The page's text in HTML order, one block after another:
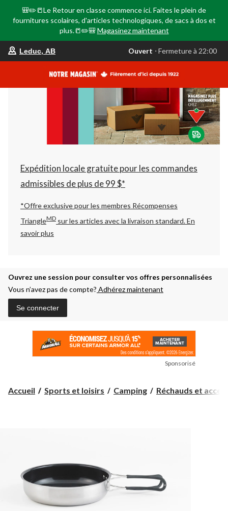
🎒✏️📒Le Retour en classe commence ici. Faites le plein de
fournitures scolaires, d'articles technologiques, de sacs à dos et
plus.📒✏️🎒 Magasinez maintenant
votre
est
AB,
Ouvert,
Fermeture
à
22:00
changer
Leduc, AB Ouvert ⋅ Fermeture à 22:00
Expédition locale gratuite pour les commandes
admissibles de plus de 99 $*
*Offre exclusive pour les membres Récompenses
TriangleMD sur les articles avec la livraison standard.En
savoir plus
Ouvrez une session pour consulter vos offres personnalisées
Vous n’avez pas de compte? Adhérez maintenant
Se connecter
Sponsorisé
Accueil Sports et loisirs Camping Réchauds et